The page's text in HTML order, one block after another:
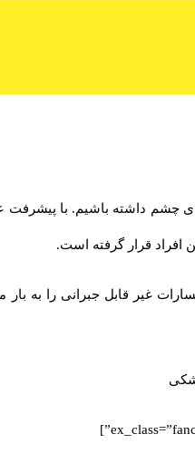
چشم داشته باشیم. با پیشرفت
قرار گرفته است.
غیر قابل جبرانی را به بار